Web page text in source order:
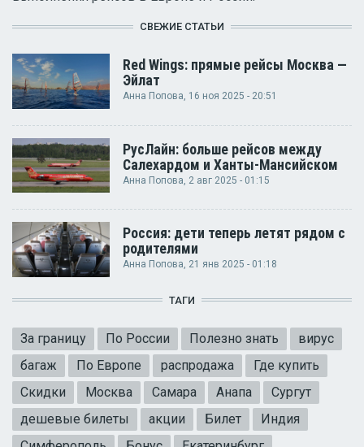
СВЕЖИЕ СТАТЬИ
Red Wings: прямые рейсы Москва —
Эйлат
Анна Попова, 16 ноя 2025 - 20:51
РусЛайн: больше рейсов между
Салехардом и Ханты-Мансийском
Анна Попова , 2 авг 2025 - 01:15
Россия: дети теперь летят рядом с
родителями
Анна Попова, 21 янв 2025 - 01:18
ТАГИ
За границу По России Полезно знать
вирус
багаж
По Европе распродажа
Где купить
Скидки
Москва Самара Анапа
Сургут
дешевые билеты
акции Билет
Индия